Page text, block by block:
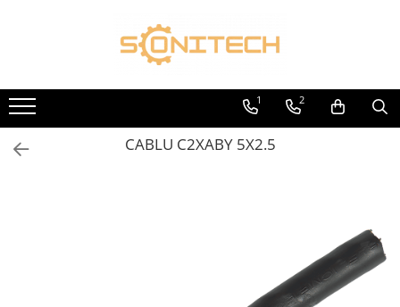
Toate Produsele
FOTOVOLTAICE
Acumulatori
ATS / Comutatoare Transfer
1 2
CABLU C2XABY 5X2.5